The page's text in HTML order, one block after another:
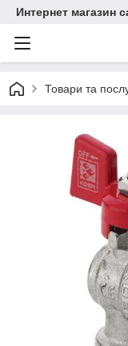
Интернет магазин
Товари та